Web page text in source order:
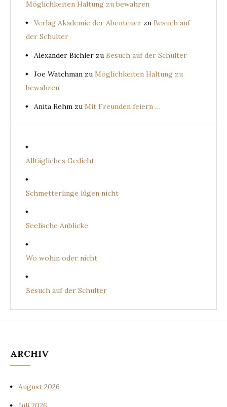
Möglichkeiten Haltung zu bewahren
Verlag Akademie der Abenteuer zu Besuch auf
der Schulter
Alexander Bichler zu Besuch auf der Schulter
Joe Watchman zu Möglichkeiten Haltung zu
bewahren
Anita Rehm zu Mit Freunden feiern …
Alltägliches Gedicht
Schmetterlinge lügen nicht
Seelische Anblicke
Wo wohin oder nicht
Besuch auf der Schulter
ARCHIV
August 2026